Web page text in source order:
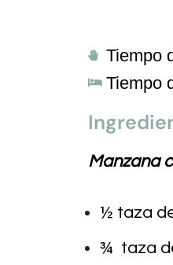
Tiempo
Tiempo
Manzana
½ taza
¾ taza